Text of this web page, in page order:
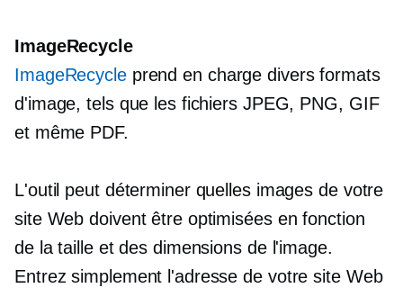
ImageRecycle
ImageRecycleprend en charge divers formats
d'image, tels que les fichiers JPEG, PNG, GIF
et même PDF.
L'outil peut déterminer quelles images de votre
site Web doivent être optimisées en fonction
de la taille et des dimensions de l'image.
Entrez simplement l'adresse de votre site Web